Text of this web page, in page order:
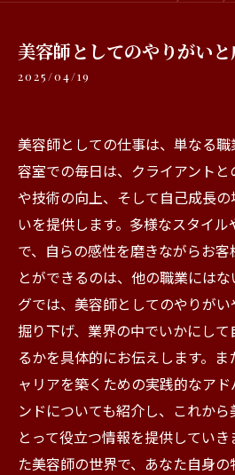
美容師としてのやりがい
2025/04/19
美容師としての仕事は、単なる
容室での毎日は、クライアント
や技術の向上、そして自己成長
いを提供します。多様なスタイ
で、自らの感性を磨きながらお
とができるのは、他の職業には
グでは、美容師としてのやりが
掘り下げ、業界の中でいかにし
るかを具体的にお伝えします。
ャリアを築くための実践的なア
ンドについても紹介し、これか
とって役立つ情報を提供してい
た美容師の世界で、あなた自身